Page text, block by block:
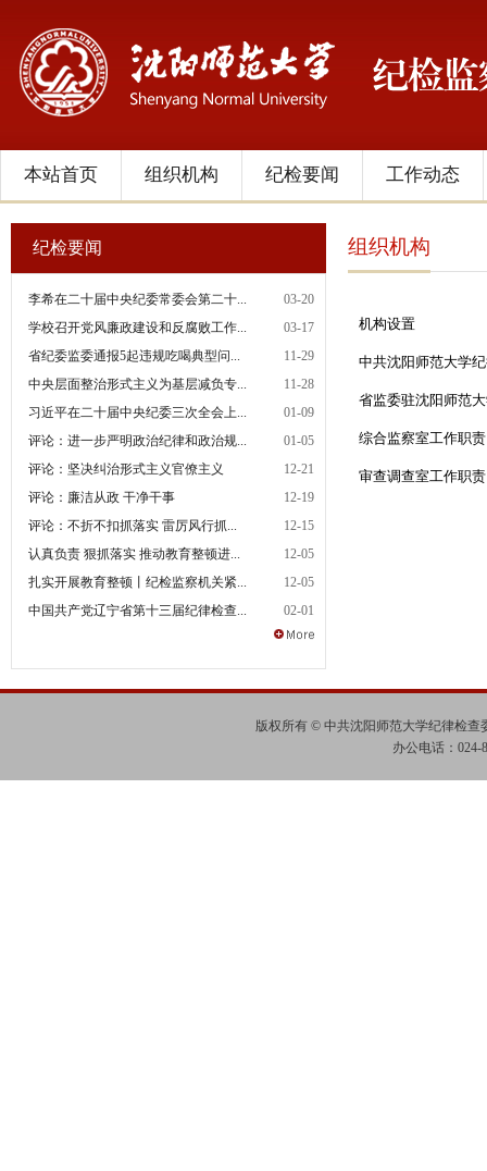
本站首页 组织机构 纪检要闻 工作动态
纪检要闻
李希在二十届中央纪委常委会第二十...
03-20
学校召开党风廉政建设和反腐败工作...
03-17
省纪委监委通报5起违规吃喝典型问...
11-29
中央层面整治形式主义为基层减负专...
11-28
习近平在二十届中央纪委三次全会上...
01-09
评论：进一步严明政治纪律和政治规...
01-05
评论：坚决纠治形式主义官僚主义
12-21
评论：廉洁从政 干净干事
12-19
评论：不折不扣抓落实 雷厉风行抓...
12-15
认真负责 狠抓落实 推动教育整顿进...
12-05
扎实开展教育整顿丨纪检监察机关紧...
12-05
中国共产党辽宁省第十三届纪律检查...
02-01
组织机构
机构设置
中共沈阳师范大学
省监委驻沈阳师范
综合监察室工作职责
审查调查室工作职责
版权所有 © 中共沈阳师范大学纪律检
办公电话：024-